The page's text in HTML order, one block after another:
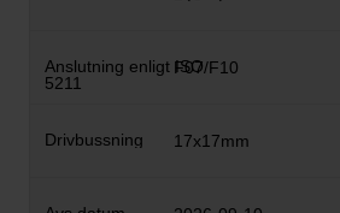
F07/F10
17x17mm